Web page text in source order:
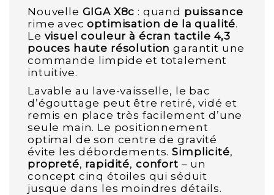
Nouvelle GIGA X8c : quand puissance
rime avecoptimisation de la qualité.
Le visuel couleur à écran tactile 4,3
pouces haute résolution garantit une
commande limpide et totalement
intuitive.
Lavable au lave-vaisselle, le bac
d’égouttage peut être retiré, vidé et
remis en place très facilement d’une
seule main. Le positionnement
optimal de son centre de gravité
évite les débordements.Simplicité,
propreté, rapidité, confort – un
concept cinq étoiles qui séduit
jusque dans les moindres détails.